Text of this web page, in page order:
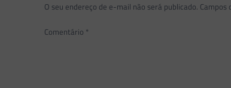
O seu endereço de e-mail não será publicado. Campos
Comentário *